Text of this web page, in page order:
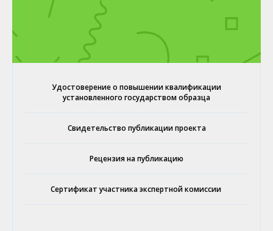
Удостоверение о повышении квалификации
установленного государством образца
Свидетельство публикации проекта
Рецензия на публикацию
Сертификат участника экспертной комиссии